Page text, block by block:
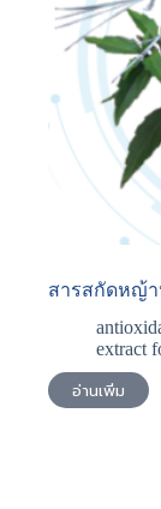
สารสกัดหญ้
extract
อ่านเพิ่ม